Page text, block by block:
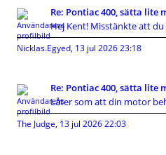
Re: Pontiac 400, sätta lite
Hej Kent! Misstänkte att du
Nicklas.Egyed, 13 jul 2026 23:18
Re: Pontiac 400, sätta lite
Låter som att din motor
The Judge, 13 jul 2026 22:03